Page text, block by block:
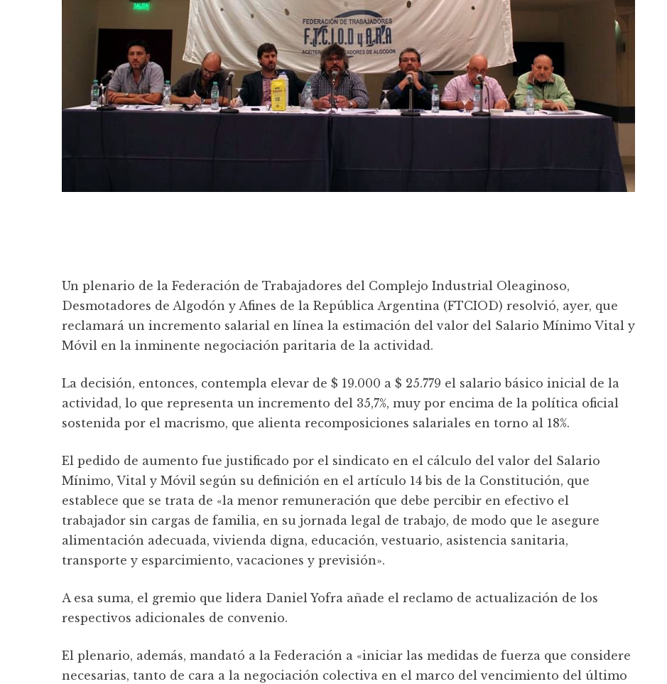
Un plenario de la Federación de Trabajadores del Complejo Industrial Oleaginoso,
Desmotadores de Algodón y Afines de la República Argentina (FTCIOD) resolvió, ayer, que
reclamará un incremento salarial en línea la estimación del valor del Salario Mínimo Vital y
Móvil en la inminente negociación paritaria de la actividad.
La decisión, entonces, contempla elevar de $ 19.000 a $ 25.779 el salario básico inicial de la
actividad, lo que representa un incremento del 35,7%, muy por encima de la política oficial
sostenida por el macrismo, que alienta recomposiciones salariales en torno al 18%.
El pedido de aumento fue justificado por el sindicato en el cálculo del valor del Salario
Mínimo, Vital y Móvil según su definición en el artículo 14 bis de la Constitución, que
establece que se trata de «la menor remuneración que debe percibir en efectivo el
trabajador sin cargas de familia, en su jornada legal de trabajo, de modo que le asegure
alimentación adecuada, vivienda digna, educación, vestuario, asistencia sanitaria,
transporte y esparcimiento, vacaciones y previsión».
A esa suma, el gremio que lidera Daniel Yofra añade el reclamo de actualización de los
respectivos adicionales de convenio.
El plenario, además, mandató a la Federación a «iniciar las medidas de fuerza que considere
necesarias, tanto de cara a la negociación colectiva en el marco del vencimiento del último